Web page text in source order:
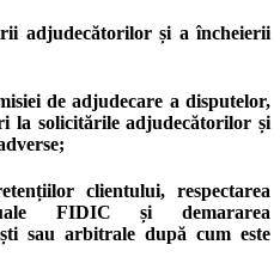
adjudecătorilor și a încheierii
de adjudecare a disputelor,
la solicitările adjudecătorilor și
clientului, respectarea
FIDIC și demararea
sau arbitrale după cum este